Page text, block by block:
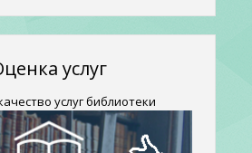
услуг
услуг библиотеки